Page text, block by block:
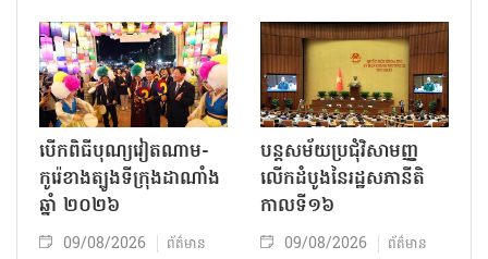
បើកពិធីបុណ្យវៀតណាម-
កូរ៉េខាងត្បូងទីក្រុងដាណាំង
ឆ្នាំ ២០២៦
09/08/2026 ព័ត៌មាន
បន្តសម័យប្រជុំវិសាមញ្ញ
លើកដំបូងនៃរដ្ឋសភានីតិ
កាលទី១៦
09/08/2026 ព័ត៌មាន